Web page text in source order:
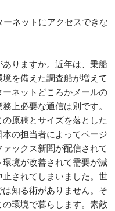
ーネットにアクセスできな
りますか。近年は、乗船
を備えた調査船が増えて
ネットどころかメールの
上必要な通信は別です。
原稿とサイズを落とした
の担当者によってページ
ックス新聞が配信されて
境が改善されて需要が減
されてしまいました。世
知る術がありません。そ
環境で暮らします。素敵